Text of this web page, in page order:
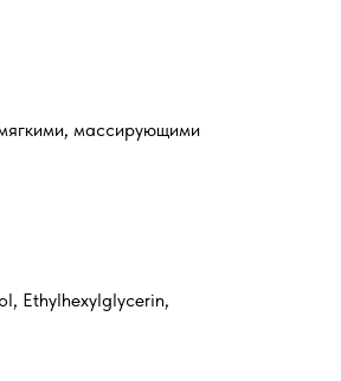
массирующими
Ethylhexylglycerin,